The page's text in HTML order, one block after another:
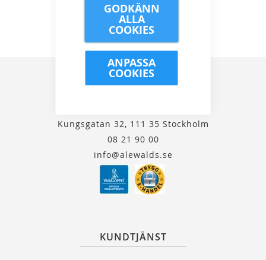
GODKÄNN
ALLA
COOKIES
ANPASSA
COOKIES
Kungsgatan 32, 111 35 Stockholm
08 21 90 00
info@alewalds.se
KUNDTJÄNST